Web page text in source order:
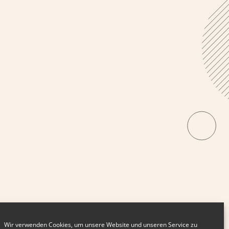
Wir verwenden Cookies, um unsere Website und unseren Service zu